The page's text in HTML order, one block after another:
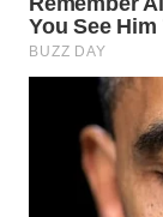
BOROBUDUR
WN
MADURA
WN
SURABAYA